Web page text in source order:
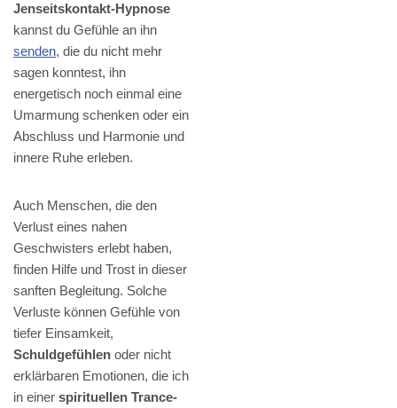
Jenseitskontakt-Hypnose
kannst du Gefühle an ihn
senden, die du nicht mehr
sagen konntest, ihn
energetisch noch einmal eine
Umarmung schenken oder ein
Abschluss und Harmonie und
innere Ruhe erleben.
Auch Menschen, die den
Verlust eines nahen
Geschwisters erlebt haben,
finden Hilfe und Trost in dieser
sanften Begleitung. Solche
Verluste können Gefühle von
tiefer Einsamkeit,
Schuldgefühlen oder nicht
erklärbaren Emotionen, die ich
in einer spirituellen Trance-